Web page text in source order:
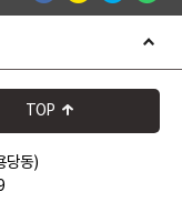
TOP
당동)